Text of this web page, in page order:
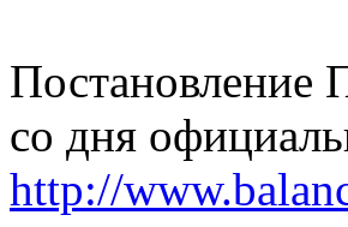
Постановление
со дня
http://